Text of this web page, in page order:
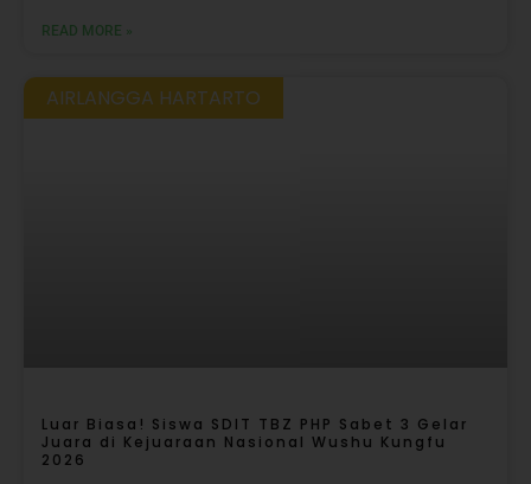
READ MORE »
AIRLANGGA HARTARTO
Luar Biasa! Siswa SDIT TBZ PHP Sabet 3 Gelar
Juara di Kejuaraan Nasional Wushu Kungfu
2026